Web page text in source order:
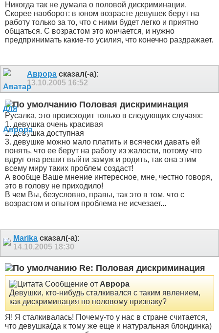
Никогда так не думала о половой дискриминации.
Скорее наоборот: в юном возрасте девушек берут на
работу только за то, что с ними будет легко и приятно
общаться. С возрастом это кончается, и нужно
предпринимать какие-то усилия, что конечно раздражает.
Аврора сказал(-а):
13.10.2005 16:52
Половая дискриминация
Русалка, это происходит только в следующих случаях:
1. девушка очень красивая
2. девушка доступная
3. девушке можно мало платить и всячески давать ей
понять, что ее берут на работу из жалости, потому что
вдруг она решит выйти замуж и родить, так она этим
всему миру таких проблем создаст!
А вообще Ваше мнение интересное, мне, честно говоря,
это в голову не приходило!
В чем Вы, безусловно, правы, так это в том, что с
возрастом и опытом проблема не исчезает...
Marika сказал(-а):
14.10.2005 18:30
Re: Половая дискриминация
Сообщение от Аврора
Девушки, кто-нибудь сталкивался с таким явлением,
как дискриминация по половому признаку?
Я! Я сталкивалась! Почему-то у нас в стране считается,
что девушка(да к тому же еще и натуральная блондинка)